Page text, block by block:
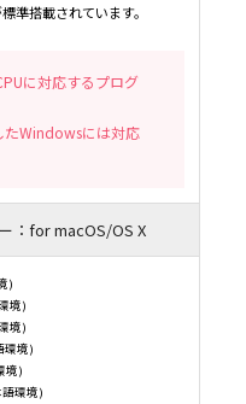
準搭載されています。
に対応するプログ
たWindowsには対応
：for macOS/OS X
)
境)
境)
環境)
境)
語環境)